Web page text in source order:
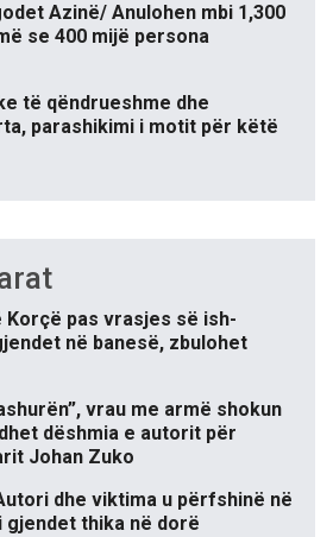
Azinë/ Anulohen mbi 1,300
se 400 mijë persona
të qëndrueshme dhe
parashikimi i motit për këtë
Korçë pas vrasjes së ish-
në banesë, zbulohet
vrau me armë shokun
dëshmia e autorit për
Johan Zuko
dhe viktima u përfshinë në
thika në dorë